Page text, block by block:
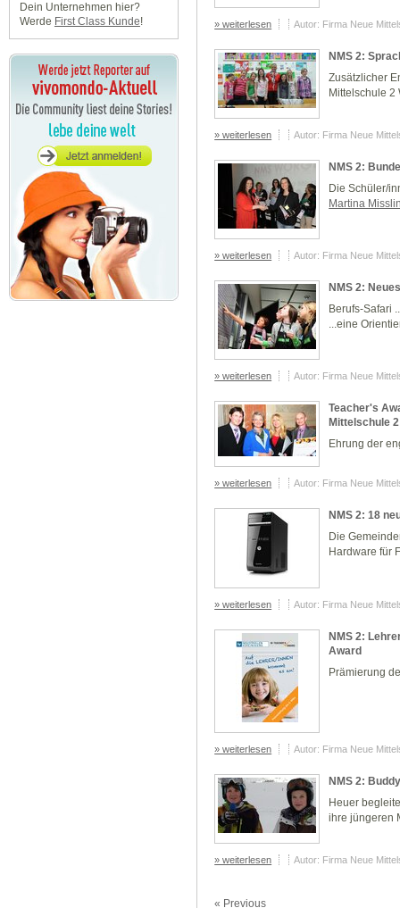
Dein Unternehmen hier?
Werde First Class Kunde! » weiterlesen Autor: Firma Neue
NMS 2:
Zusätzlicher
Mittelschule 2
» weiterlesen Autor: Firma Neue
NMS 2:
Die Schüler/
Martina
» weiterlesen Autor: Firma Neue
NMS 2:
Berufs-Safari
...eine
» weiterlesen Autor: Firma Neue
Teacher's
Mittelschule
Ehrung der
» weiterlesen Autor: Firma Neue
NMS 2: 18
Die
Hardware für
» weiterlesen Autor: Firma Neue
NMS 2:
Award
Prämierung
» weiterlesen Autor: Firma Neue
NMS 2:
Heuer
ihre jüngeren
» weiterlesen Autor: Firma Neue
« Previous